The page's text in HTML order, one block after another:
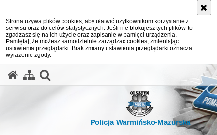
Strona używa plików cookies, aby ułatwić użytkownikom korzystanie z
serwisu oraz do celów statystycznych. Jeśli nie blokujesz tych plików, to
zgadzasz się na ich użycie oraz zapisanie w pamięci urządzenia.
Pamiętaj, że możesz samodzielnie zarządzać cookies, zmieniając
ustawienia przeglądarki. Brak zmiany ustawienia przeglądarki oznacza
wyrażenie zgody.
Policja Warmińsko-Mazurska